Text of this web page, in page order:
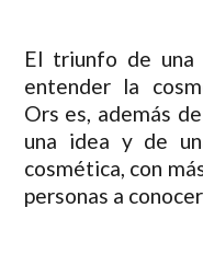
El triunfo de
entender la
Ors es, además
una idea y de
cosmética, con
personas a